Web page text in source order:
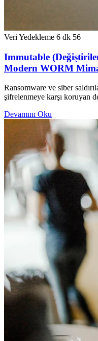
Veri Yedekleme 6 dk 56
Immutable
Modern WORM
Ransomware ve siber
şifrelenmeye karşı koruyan
Devamını Oku